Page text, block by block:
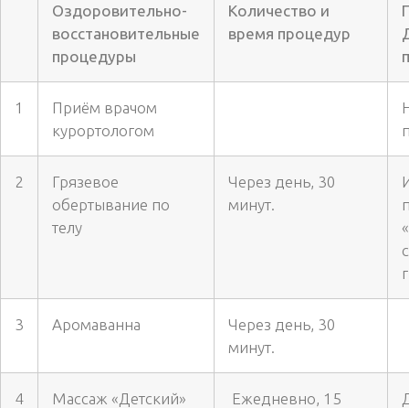
Оздоровительно-
восстановительные
процедуры
Количество и
время процедур
1
Приём врачом
курортологом
2
Грязевое
обертывание по
телу
Через день, 30
минут.
3 Аромаванна
Через день, 30
минут.
4 Массаж «Детский»
Ежедневно, 15